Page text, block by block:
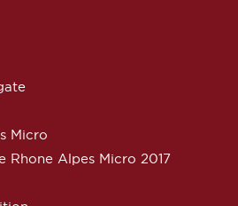
Micro
Rhone Alpes Micro 2017